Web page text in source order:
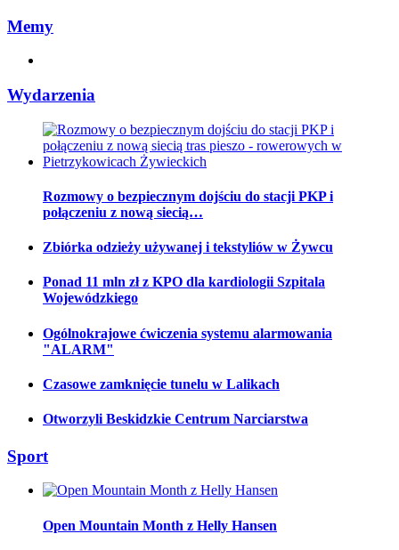
Memy
Wydarzenia
Rozmowy o bezpiecznym dojściu do stacji PKP i
połączeniu z nową siecią…
Zbiórka odzieży używanej i tekstyliów w Żywcu
Ponad 11 mln zł z KPO dla kardiologii Szpitala
Wojewódzkiego
Ogólnokrajowe ćwiczenia systemu alarmowania
"ALARM"
Czasowe zamknięcie tunelu w Lalikach
Otworzyli Beskidzkie Centrum Narciarstwa
Sport
Open Mountain Month z Helly Hansen